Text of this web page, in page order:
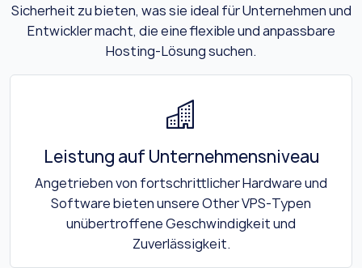
Sicherheit zu bieten, was sie ideal für Unternehmen und
Entwickler macht, die eine flexible und anpassbare
Hosting-Lösung suchen.
Leistung auf Unternehmensniveau
Angetrieben von fortschrittlicher Hardware und
Software bieten unsere Other VPS-Typen
unübertroffene Geschwindigkeit und
Zuverlässigkeit.